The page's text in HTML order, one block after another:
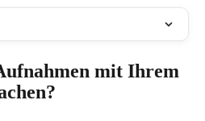
mit Ihrem